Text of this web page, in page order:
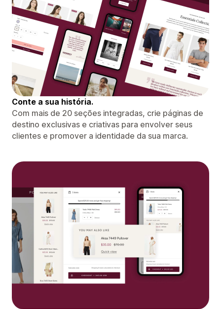
Conte a sua história.
Com mais de 20 seções integradas, crie páginas de
destino exclusivas e criativas para envolver seus
clientes e promover a identidade da sua marca.